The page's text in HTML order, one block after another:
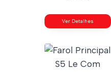
Ver Detalhes